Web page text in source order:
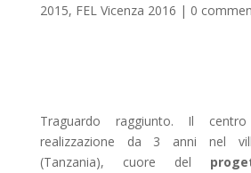
2015, FEL Vicenza 2016 | 0
Traguardo raggiunto. Il
realizzazione da 3 anni nel
(Tanzania), cuore del